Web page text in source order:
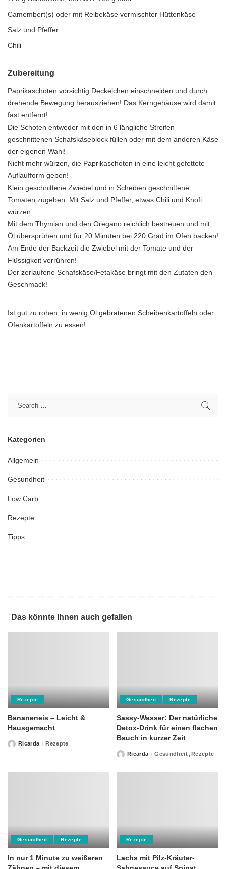
Camembert(s) oder mit Reibekäse vermischter Hüttenkäse
Salz und Pfeffer
Chili
Zubereitung
Paprikaschoten vorsichtig Deckelchen einschneiden und durch
drehende Bewegung herausziehen! Das Kerngehäuse wird damit
fast entfernt!
Die Schoten entweder mit den in 6 längliche Streifen
geschnittenen Schafskäseblock füllen oder mit dem anderen Käse
der eigenen Wahl!
Nicht mehr würzen, die Paprikaschoten in eine leicht gefettete
Auflaufform geben!
Klein geschnittene Zwiebel und in Scheiben geschnittene
Tomaten zugeben. Mit Salz und Pfeffer, etwas Chili und Knofi
würzen.
Mit dem Thymian und den Oregano reichlich bestreuen und mit
Öl übersprühen und für 20 Minuten bei 220 Grad im Ofen backen!
Am Ende der Backzeit die Zwiebel mit der Tomate und der
Flüssigkeit verrühren!
Der zerlaufene Schafskäse/Fetakäse bringt mit den Zutaten den
Geschmack!
Ist gut zu rohen, in wenig Öl gebratenen Scheibenkartoffeln oder
Ofenkartoffeln zu essen!
Kategorien
Allgemein
Gesundheit
Low Carb
Rezepte
Tipps
Das könnte Ihnen auch gefallen
Rezepte
Bananeneis – Leicht &
Hausgemacht
PostedRicarda Rezepte
Gesundheit Rezepte
Sassy-Wasser: Der natürliche
Detox-Drink für einen flachen
Bauch in kurzer Zeit
PostedRicarda Gesundheit Rezepte
Gesundheit Rezepte
In nur 1 Minute zu weißeren
Rezepte
Lachs mit Pilz-Kräuter-